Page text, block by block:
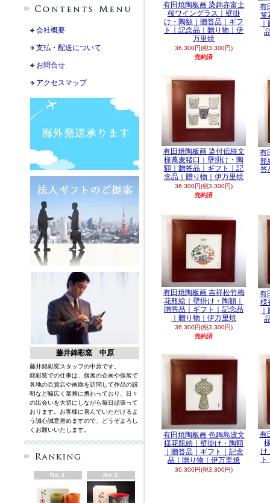
会社概要
支払・配送について
お問合せ
アクセスマップ
藤井錦彩窯 中原
藤井錦彩窯スタッフの中原です。
錦彩窯での仕事は、個展の企画や個展で
各地の百貨店や画廊を訪問して作品の説
明など幅広く業務に携わっており、日々
の出会いを大切にしながら毎日頑張って
おります。お客様に喜んでいただけるよ
う誠心誠意努めますので、どうぞよろし
くお願いいたします。
No.1 No.2
有田焼陶板画 染錦赤富士
桜ワイングラス｜壁掛
け・陶額｜贈答品｜ギフ
ト｜記念品｜贈り物｜伊
万里焼
36,300円(税3,300円)
売約済
有
箪
有田焼陶板画 染付伝統文
様蕎麦猪口｜壁掛け・陶
額｜贈答品｜ギフト｜記
念品｜贈り物｜伊万里焼
36,300円(税3,300円)
売約済
有
瓶
答
有田焼陶板画 吉祥松竹梅
花瓶絵｜壁掛け・陶額｜
贈答品｜ギフト｜記念品
｜贈り物｜伊万里焼
36,300円(税3,300円)
売約済
有
様
有田焼陶板画 色鍋島波文
様花瓶絵｜壁掛け・陶額
｜贈答品｜ギフト｜記念
品｜贈り物｜伊万里焼
36,300円(税3,300円)
有
け